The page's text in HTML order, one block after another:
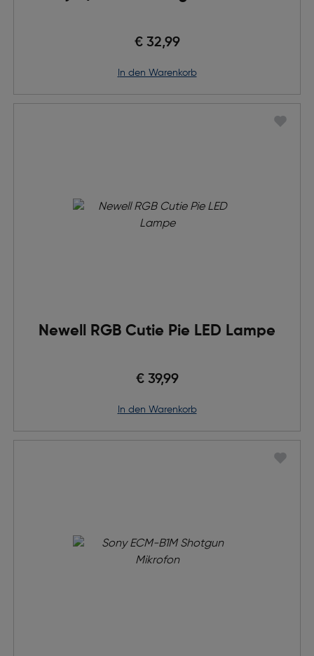
€ 32,99
in den Warenkorb
Newell RGB Cutie Pie LED Lampe
€ 39,99
in den Warenkorb